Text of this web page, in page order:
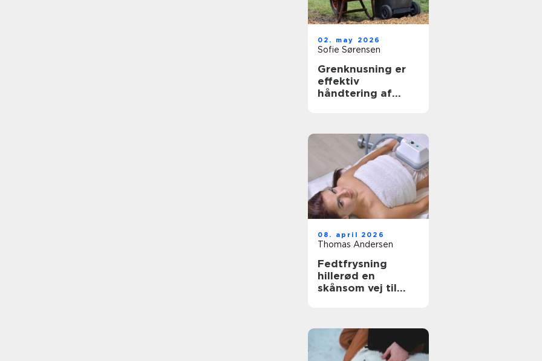
02. may 2026
Sofie Sørensen
Grenknusning er
effektiv
håndtering af
08. april 2026
Thomas Andersen
Fedtfrysning
hillerød en
skånsom vej til